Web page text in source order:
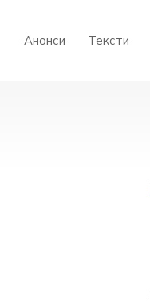
Анонси Тексти